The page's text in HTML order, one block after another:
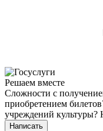
Решаем вместе
Сложности с
приобретением
учреждений культуры?
Написать